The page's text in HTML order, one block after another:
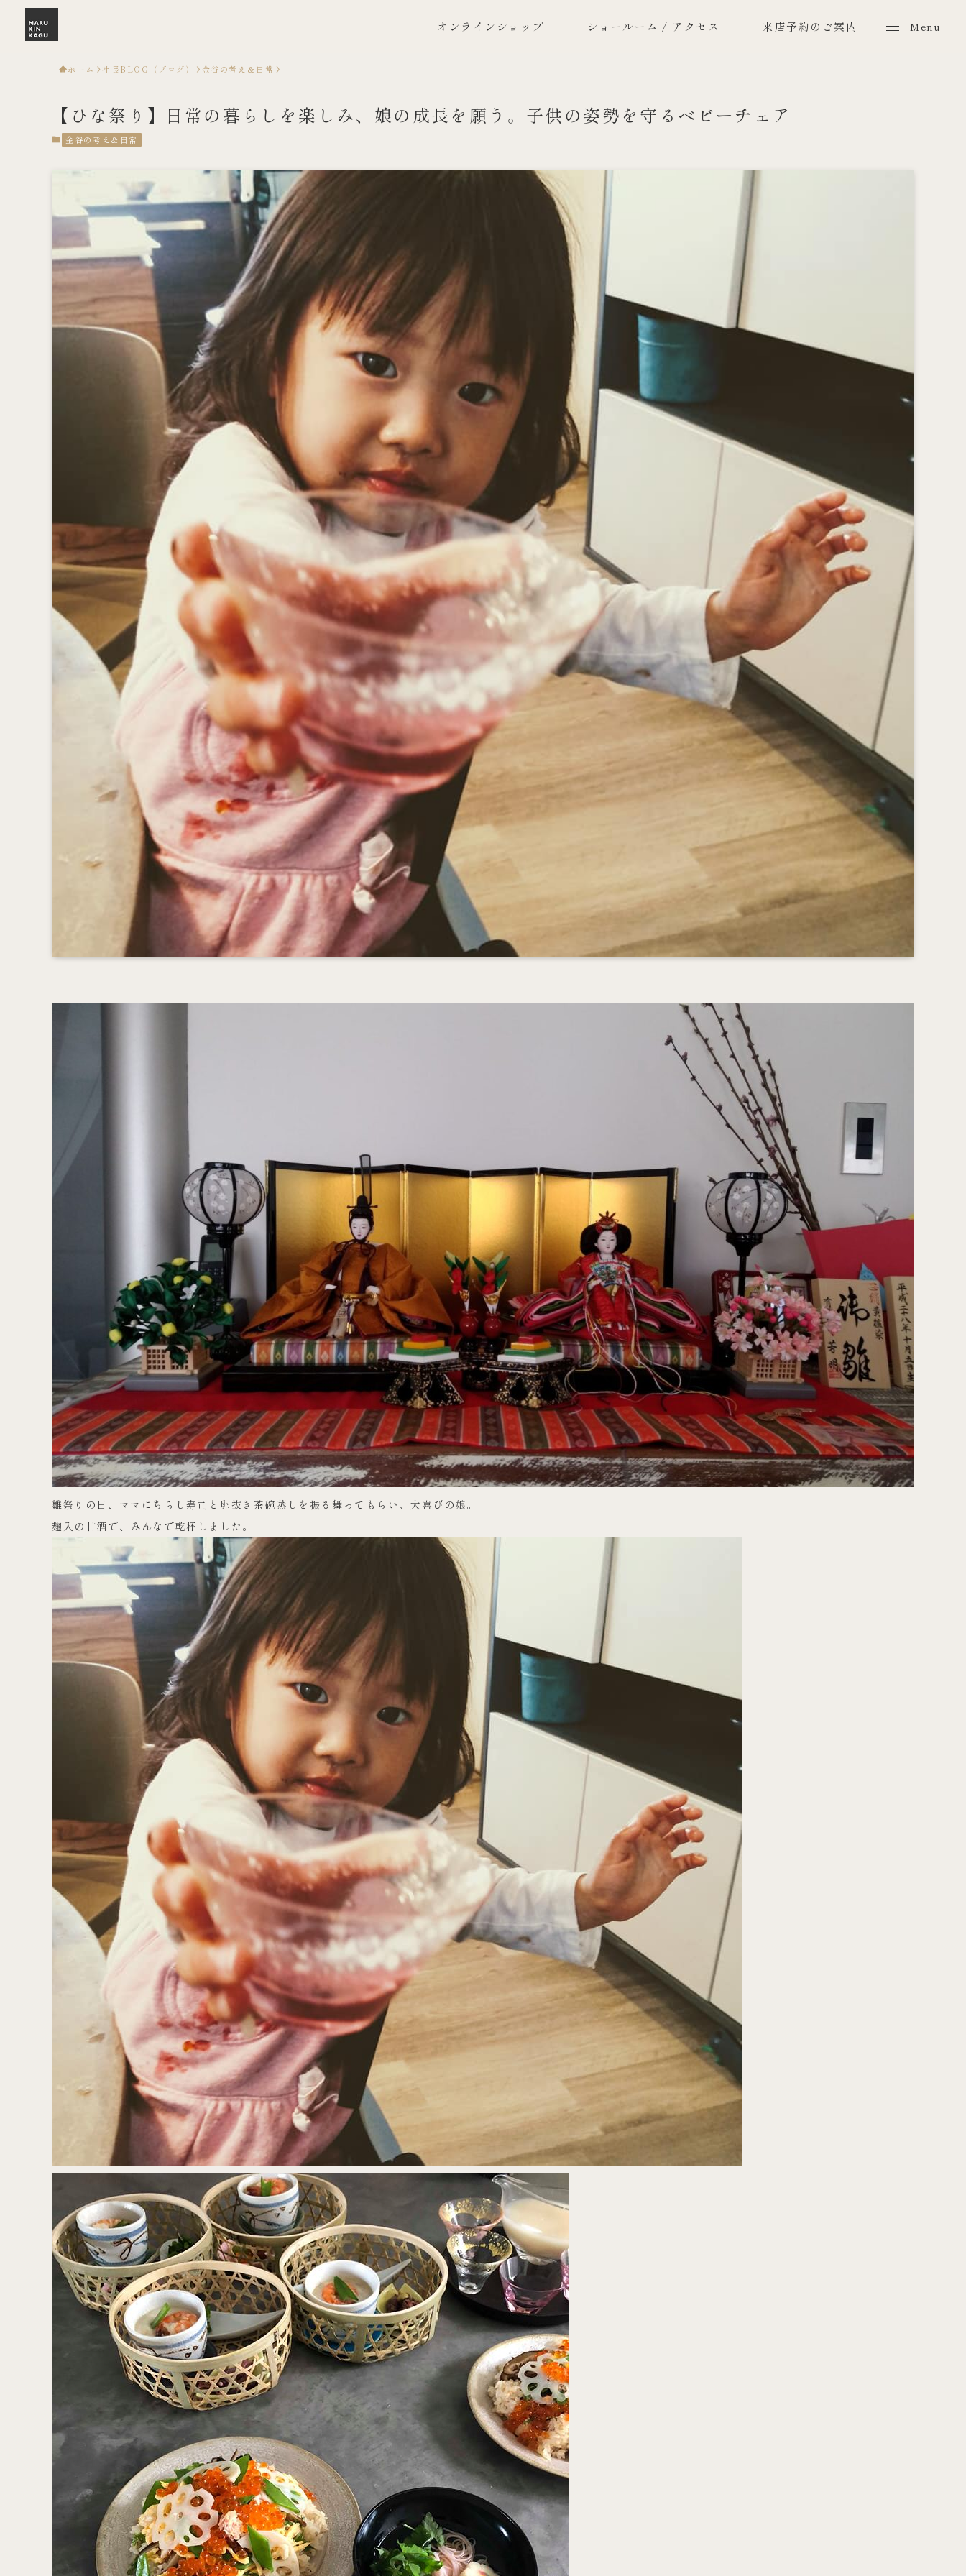
オンラインショップ ショールーム / アクセス 来店予約のご案内 Menu
Menu
ホーム 社長BLOG（ブログ） 金谷の考え＆日常
【ひな祭り】日常の暮らしを楽しみ、娘の成長を願う。子供の姿勢を守るベビーチェア
金谷の考え＆日常
雛祭りの日、ママにちらし寿司と卵抜き茶碗蒸しを振る舞ってもらい、大喜びの娘。
麹入の甘酒で、みんなで乾杯しました。